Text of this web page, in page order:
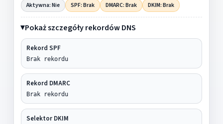
Aktywna: Nie SPF: Brak DMARC: Brak DKIM: Brak
Pokaż szczegóły rekordów DNS
Rekord SPF
Brak rekordu
Rekord DMARC
Brak rekordu
Selektor DKIM